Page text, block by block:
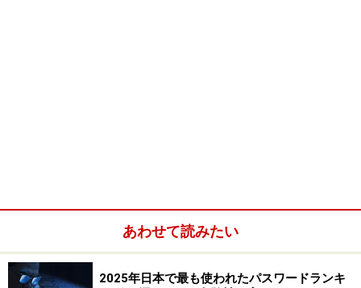
をわかりやすいものに変えて保存してもいいです。（名
前を覚えておきましょう）
４）［ダウンロードの完了］ダイアログボックスが表示
あわせて読みたい
2025年日本で最も使われたパスワードランキ